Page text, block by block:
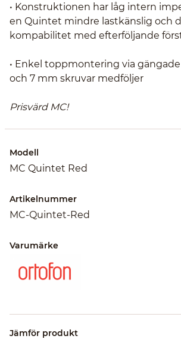
• Konstruktionen har låg intern
en Quintet mindre lastkänslig och
kompabilitet med efterföljande
• Enkel toppmontering via
och 7 mm skruvar medföljer
Prisvärd MC!
Modell
MC Quintet Red
Artikelnummer
MC-Quintet-Red
Varumärke
Jämför produkt